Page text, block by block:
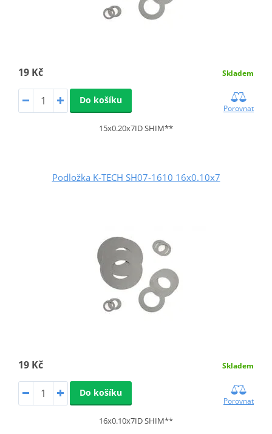
19 Kč Skladem
Do košíku
Porovnat
15x0.20x7ID SHIM**
Podložka K-TECH SH07-1610 16x0.10x7
19 Kč Skladem
Do košíku
Porovnat
16x0.10x7ID SHIM**